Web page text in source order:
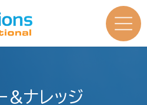
&ナレッジ